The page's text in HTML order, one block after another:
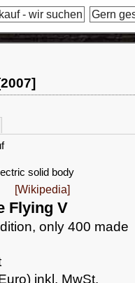
- wir suchen Gern
solid body
[Wikipedia]
Flying V
only 400 made
inkl. MwSt.